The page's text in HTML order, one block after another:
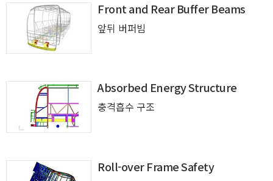
Front and Rear Buffer Beams
앞뒤 버퍼빔
Absorbed Energy Structure
충격흡수 구조
Roll-over Frame Safety